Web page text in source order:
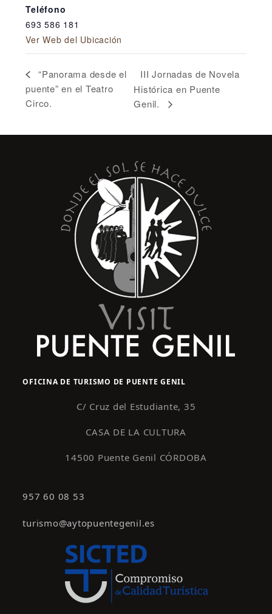
Teléfono
693 586 181
Ver Web del Ubicación
“Panorama desde el
puente” en el Teatro
Circo.
III Jornadas de Novela
Histórica en Puente
Genil.
OFICINA DE TURISMO DE PUENTE GENIL
C/ Cruz del Estudiante, 35
CASA DE LA CULTURA
14500 Puente Genil CÓRDOBA
957 60 08 53
turismo@aytopuentegenil.es